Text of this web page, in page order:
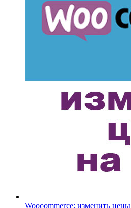
Woocommerce: изменить цены